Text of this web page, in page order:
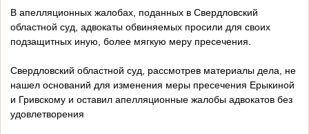
В апелляционных жалобах, поданных в Свердловский
областной суд, адвокаты обвиняемых просили для своих
подзащитных иную, более мягкую меру пресечения.
Свердловский областной суд, рассмотрев материалы дела, не
нашел оснований для изменения меры пресечения Ерыкиной
и Гривскому и оставил апелляционные жалобы адвокатов без
удовлетворения